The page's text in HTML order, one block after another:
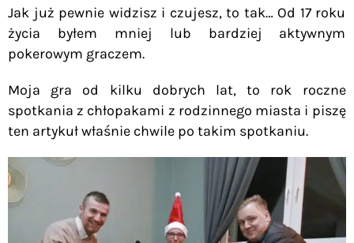
Jak już pewnie widzisz i czujesz, to tak… Od 17 roku
życia byłem mniej lub bardziej aktywnym
pokerowym graczem.
Moja gra od kilku dobrych lat, to rok roczne
spotkania z chłopakami z rodzinnego miasta i piszę
ten artykuł właśnie chwile po takim spotkaniu.